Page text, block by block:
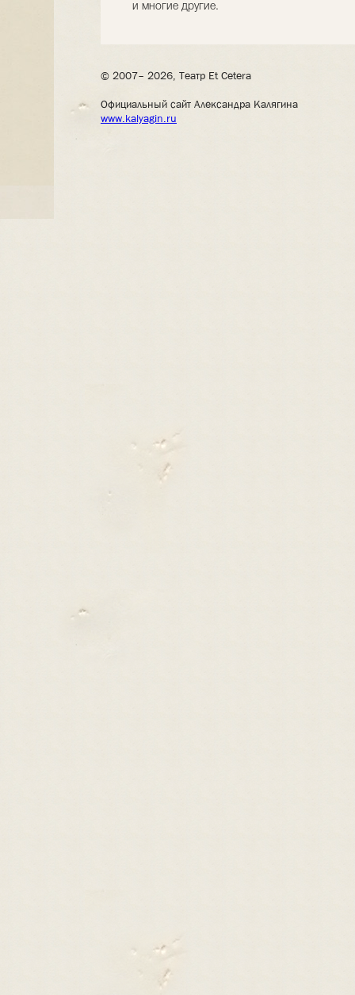
и многие другие.
© 2007– 2026, Театр Et Cetera
Официальный сайт Александра Калягина
www.kalyagin.ru